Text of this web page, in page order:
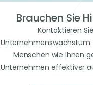
Brauchen Sie
Kontaktieren
Unternehmenswachstum.
Menschen wie Ihnen
Unternehmen effektiver